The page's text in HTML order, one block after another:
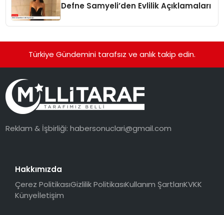
Defne Samyeli’den Evlilik Açıklamaları
Türkiye Gündemini tarafsız ve anlık takip edin.
Reklam & İşbirliği:habersonuclari@gmail.com
Hakkımızda
Çerez PolitikasıGizlilik PolitikasıKullanım ŞartlarıKVKK
Künyeİletişim